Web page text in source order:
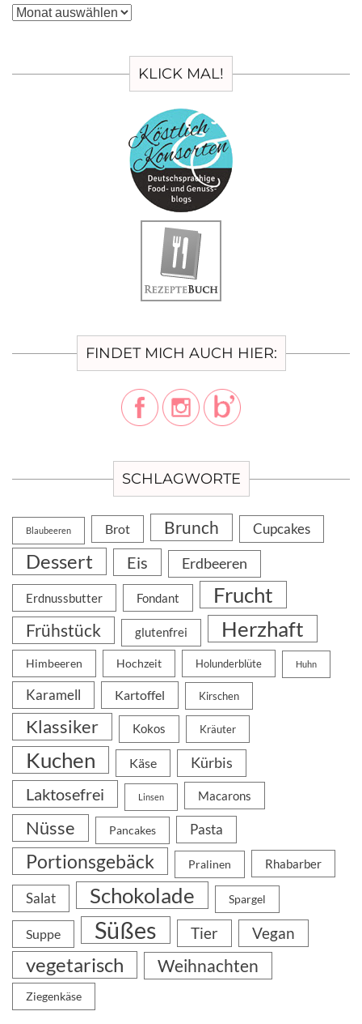
Archiv
KLICK MAL!
FINDET MICH AUCH HIER:
SCHLAGWORTE
Blaubeeren Brot Brunch Cupcakes
Dessert Eis Erdbeeren
Erdnussbutter Fondant Frucht
Frühstück glutenfrei Herzhaft
Himbeeren Hochzeit Holunderblüte Huhn
Karamell Kartoffel Kirschen
Klassiker Kokos Kräuter
Kuchen Käse Kürbis
Laktosefrei Linsen Macarons
Nüsse Pancakes Pasta
Portionsgebäck Pralinen Rhabarber
Salat Schokolade Spargel
Suppe Süßes Tier Vegan
vegetarisch Weihnachten
Ziegenkäse